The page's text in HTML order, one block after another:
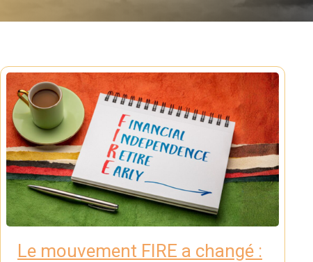
Le mouvement FIRE a changé :